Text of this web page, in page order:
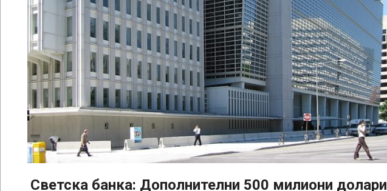
Светска банка: Дополнителни 500 милиони долари